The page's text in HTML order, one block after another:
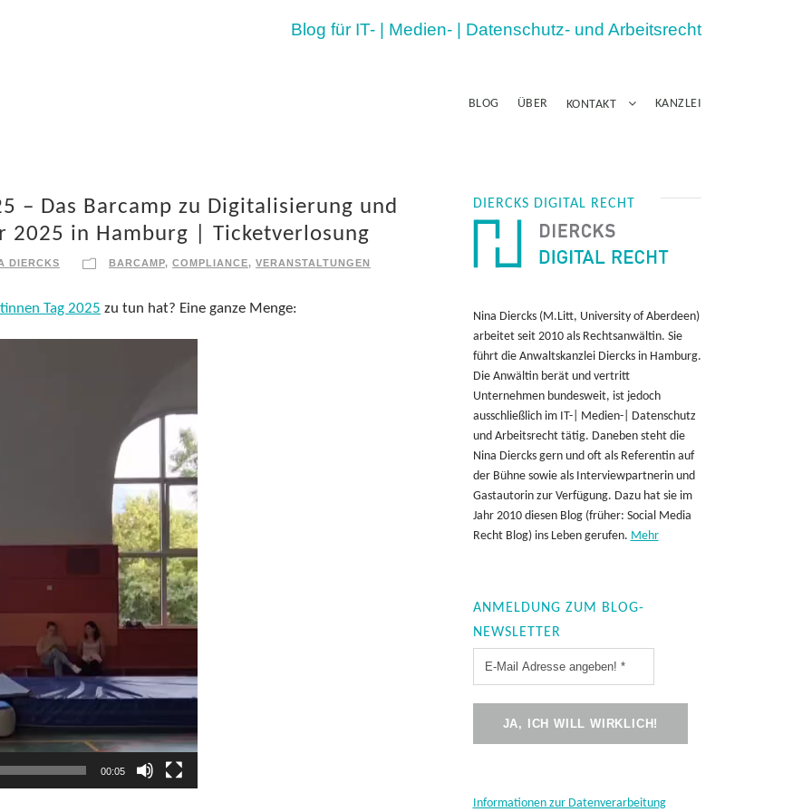
Blog für IT- | Medien- | Datenschutz- und Arbeitsrecht
BLOG ÜBER KONTAKT KANZLEI
– Das Barcamp zu Digitalisierung und
2025 in Hamburg | Ticketverlosung
DIERCKS BARCAMP, COMPLIANCE, VERANSTALTUNGEN
Tag 2025 zu tun hat? Eine ganze Menge:
00:05
DIERCKS DIGITAL RECHT
Nina Diercks (M.Litt, University of Aberdeen)
arbeitet seit 2010 als Rechtsanwältin. Sie
führt die Anwaltskanzlei Diercks in Hamburg.
Die Anwältin berät und vertritt
Unternehmen bundesweit, ist jedoch
ausschließlich im IT-| Medien-| Datenschutz
und Arbeitsrecht tätig. Daneben steht die
Nina Diercks gern und oft als Referentin auf
der Bühne sowie als Interviewpartnerin und
Gastautorin zur Verfügung. Dazu hat sie im
Jahr 2010 diesen Blog (früher: Social Media
Recht Blog) ins Leben gerufen. Mehr
ANMELDUNG ZUM BLOG-
NEWSLETTER
Informationen zur Datenverarbeitung